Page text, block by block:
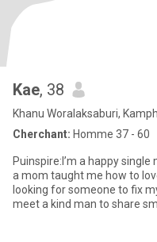
Kae, 38
Khanu Woralaksaburi,
Cherchant: Homme 37 - 60
Puinspire:I’m a happy
a mom taught me how to
looking for someone to fix
meet a kind man to share